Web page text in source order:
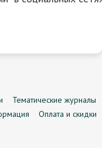
Тематические журналы
Оплата и скидки